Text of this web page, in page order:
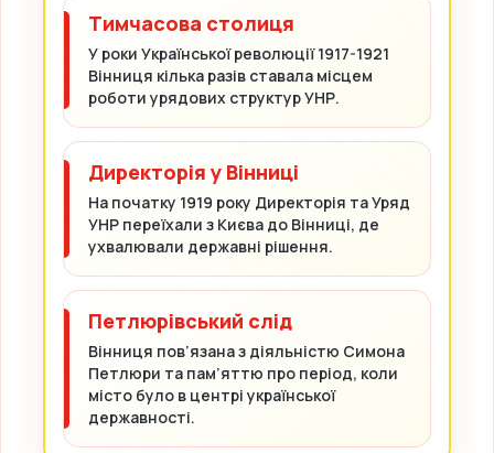
Тимчасова столиця
У роки Української революції 1917-1921
Вінниця кілька разів ставала місцем
роботи урядових структур УНР.
Директорія у Вінниці
На початку 1919 року Директорія та Уряд
УНР переїхали з Києва до Вінниці, де
ухвалювали державні рішення.
Петлюрівський слід
Вінниця пов’язана з діяльністю Симона
Петлюри та пам’яттю про період, коли
місто було в центрі української
державності.